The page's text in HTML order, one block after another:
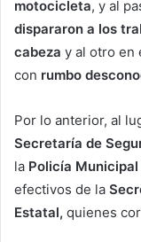
motocicleta, y al
dispararon a los
cabeza y al otro en
con rumbo
Por lo anterior, al
Secretaría de
la Policía
efectivos de la
Estatal, quienes